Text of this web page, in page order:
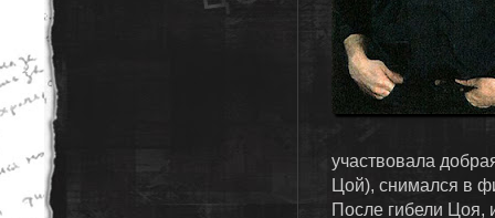
участвовала
Цой), снимался в
После гибели Цоя,